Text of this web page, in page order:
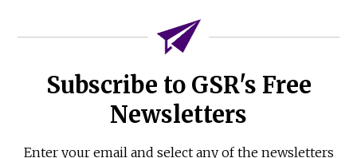
Subscribe to GSR's Free
Newsletters
Enter your email and select any of the newsletters